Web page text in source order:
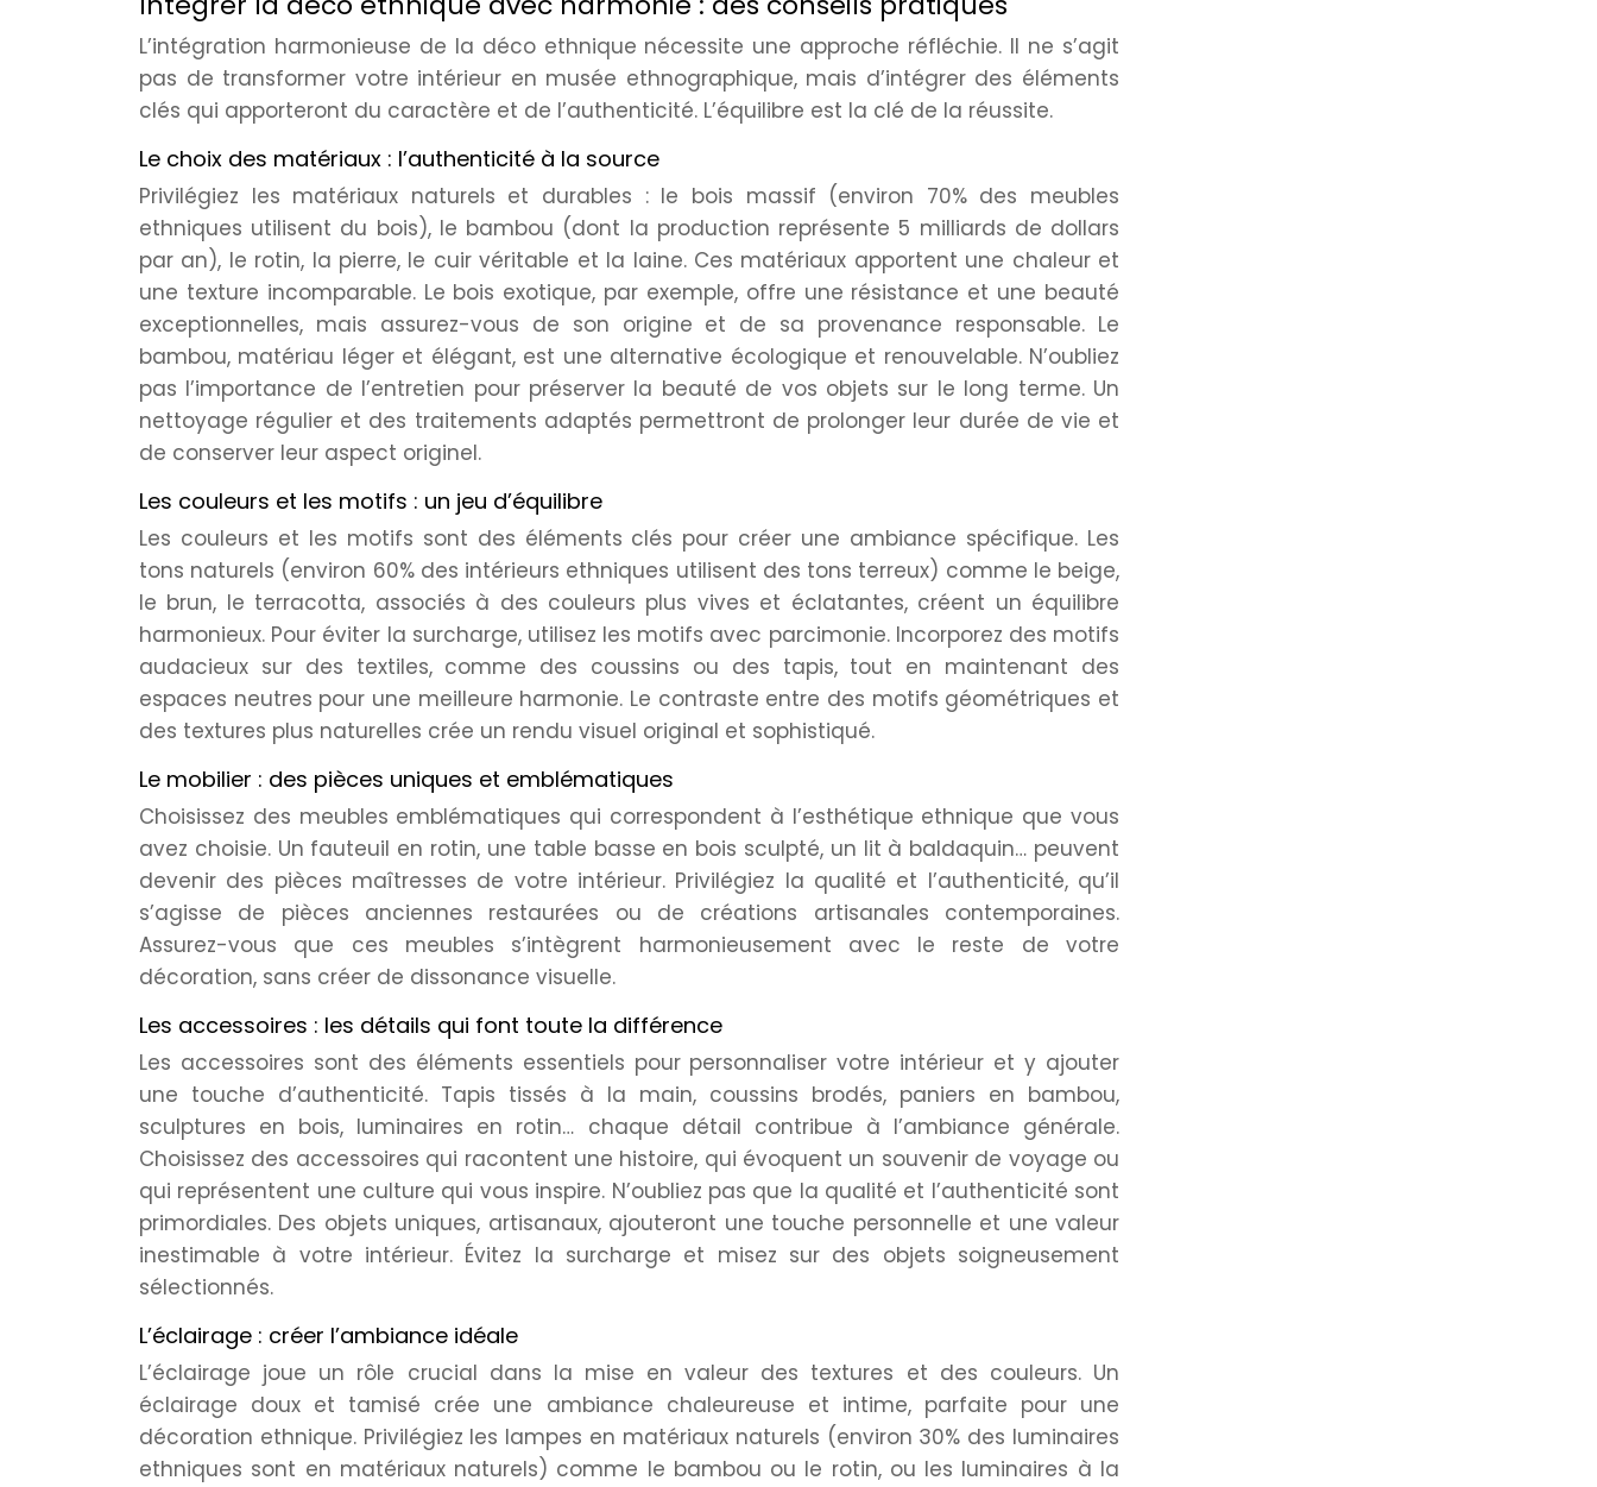
L’intégration harmonieuse de la déco ethnique nécessite une approche réfléchie. Il ne s’agit
pas de transformer votre intérieur en musée ethnographique, mais d’intégrer des éléments
clés qui apporteront du caractère et de l’authenticité. L’équilibre est la clé de la réussite.
Le choix des matériaux : l’authenticité à la source
Privilégiez les matériaux naturels et durables : le bois massif (environ 70% des meubles
ethniques utilisent du bois), le bambou (dont la production représente 5 milliards de dollars
par an), le rotin, la pierre, le cuir véritable et la laine. Ces matériaux apportent une chaleur et
une texture incomparable. Le bois exotique, par exemple, offre une résistance et une beauté
exceptionnelles, mais assurez-vous de son origine et de sa provenance responsable. Le
bambou, matériau léger et élégant, est une alternative écologique et renouvelable. N’oubliez
pas l’importance de l’entretien pour préserver la beauté de vos objets sur le long terme. Un
nettoyage régulier et des traitements adaptés permettront de prolonger leur durée de vie et
de conserver leur aspect originel.
Les couleurs et les motifs : un jeu d’équilibre
Les couleurs et les motifs sont des éléments clés pour créer une ambiance spécifique. Les
tons naturels (environ 60% des intérieurs ethniques utilisent des tons terreux) comme le beige,
le brun, le terracotta, associés à des couleurs plus vives et éclatantes, créent un équilibre
harmonieux. Pour éviter la surcharge, utilisez les motifs avec parcimonie. Incorporez des motifs
audacieux sur des textiles, comme des coussins ou des tapis, tout en maintenant des
espaces neutres pour une meilleure harmonie. Le contraste entre des motifs géométriques et
des textures plus naturelles crée un rendu visuel original et sophistiqué.
Le mobilier : des pièces uniques et emblématiques
Choisissez des meubles emblématiques qui correspondent à l’esthétique ethnique que vous
avez choisie. Un fauteuil en rotin, une table basse en bois sculpté, un lit à baldaquin… peuvent
devenir des pièces maîtresses de votre intérieur. Privilégiez la qualité et l’authenticité, qu’il
s’agisse de pièces anciennes restaurées ou de créations artisanales contemporaines.
Assurez-vous que ces meubles s’intègrent harmonieusement avec le reste de votre
décoration, sans créer de dissonance visuelle.
Les accessoires : les détails qui font toute la différence
Les accessoires sont des éléments essentiels pour personnaliser votre intérieur et y ajouter
une touche d’authenticité. Tapis tissés à la main, coussins brodés, paniers en bambou,
sculptures en bois, luminaires en rotin… chaque détail contribue à l’ambiance générale.
Choisissez des accessoires qui racontent une histoire, qui évoquent un souvenir de voyage ou
qui représentent une culture qui vous inspire. N’oubliez pas que la qualité et l’authenticité sont
primordiales. Des objets uniques, artisanaux, ajouteront une touche personnelle et une valeur
inestimable à votre intérieur. Évitez la surcharge et misez sur des objets soigneusement
sélectionnés.
L’éclairage : créer l’ambiance idéale
L’éclairage joue un rôle crucial dans la mise en valeur des textures et des couleurs. Un
éclairage doux et tamisé crée une ambiance chaleureuse et intime, parfaite pour une
décoration ethnique. Privilégiez les lampes en matériaux naturels (environ 30% des luminaires
ethniques sont en matériaux naturels) comme le bambou ou le rotin, ou les luminaires à la